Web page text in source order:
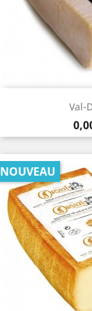
Val-
NOUVEAU